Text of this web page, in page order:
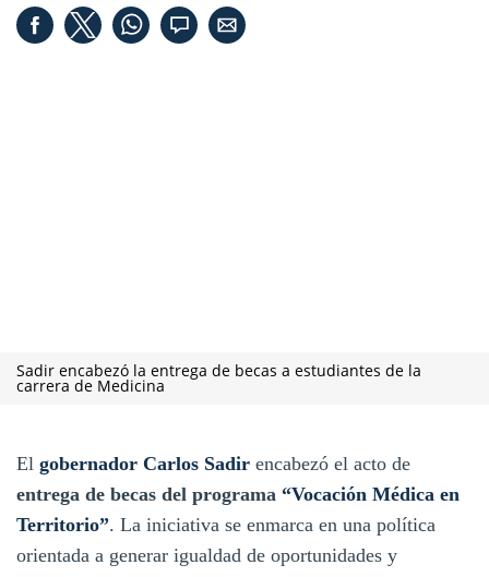
Sadir encabezó la entrega de becas a estudiantes de la
carrera de Medicina
El gobernador Carlos Sadir encabezó el acto de
entrega de becas del programa “Vocación Médica en
Territorio”. La iniciativa se enmarca en una política
orientada a generar igualdad de oportunidades y